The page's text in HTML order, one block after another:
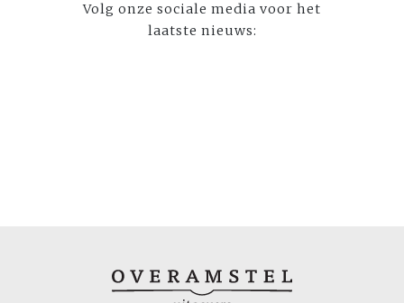
Volg onze sociale media voor het
laatste nieuws: